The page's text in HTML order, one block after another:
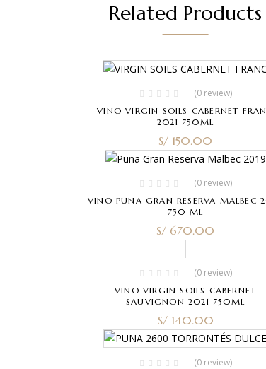
Related Products
(0 review)
VINO VIRGIN SOILS CABERNET
2021 750ML
S/ 150.00
(0 review)
VINO PUNA GRAN RESERVA MALBEC
750 ML
S/ 670.00
(0 review)
VINO VIRGIN SOILS CABERNET
SAUVIGNON 2021 750ML
S/140.00
(0 review)